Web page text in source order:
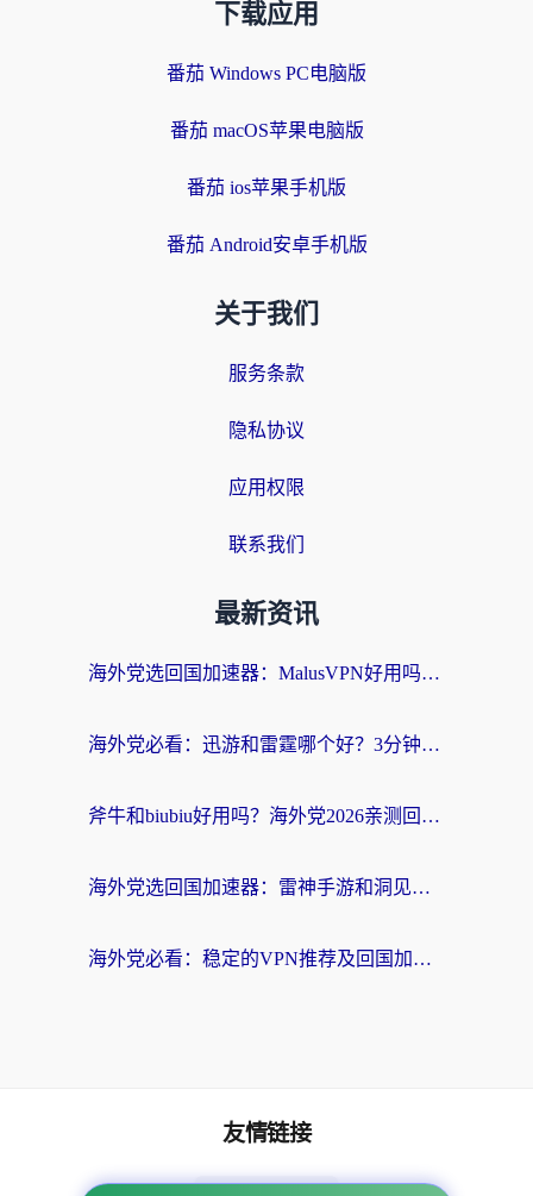
下载应用
番茄 Windows PC电脑版
番茄 macOS苹果电脑版
番茄 ios苹果手机版
番茄 Android安卓手机版
关于我们
服务条款
隐私协议
应用权限
联系我们
最新资讯
海外党选回国加速器：MalusVPN好用吗？和快帆VPN哪个好？附真实对比与避坑指南
海外党必看：迅游和雷霆哪个好？3分钟教你选对回国加速器，无缝刷国内剧玩手游
斧牛和biubiu好用吗？海外党2026亲测回国加速器指南，附番茄加速器深度体验
海外党选回国加速器：雷神手游和洞见哪个好？附iPhone免费VPN推荐及ChickCNUfunR实测
海外党必看：稳定的VPN推荐及回国加速器选择全攻略——告别地域限制，轻松刷国内资源
友情链接